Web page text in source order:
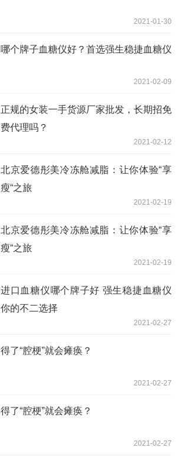
2021-01-30
哪个牌子血糖仪好？首选强生稳捷血糖仪
2021-02-09
正规的女装一手货源厂家批发，长期招免
费代理吗？
2021-02-12
北京爱德彤美冷冻舱减脂：让你体验“享
瘦“之旅
2021-02-19
北京爱德彤美冷冻舱减脂：让你体验“享
瘦“之旅
2021-02-19
进口血糖仪哪个牌子好 强生稳捷血糖仪
你的不二选择
2021-02-27
得了“腔梗”就会瘫痪？
2021-02-27
得了“腔梗”就会瘫痪？
2021-02-27